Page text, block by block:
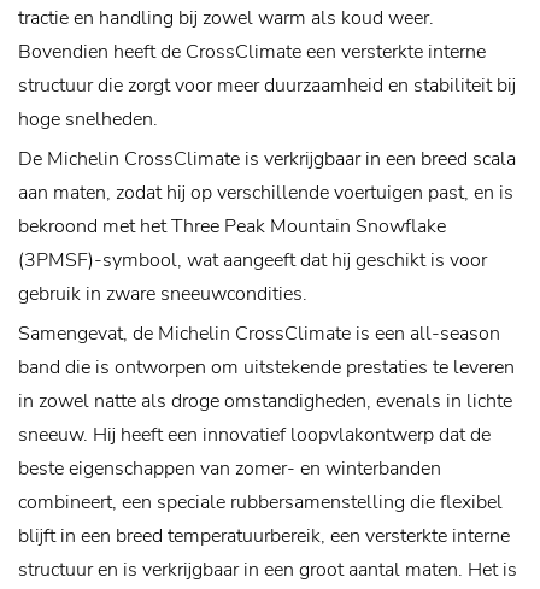
tractie en handling bij zowel warm als koud weer.
Bovendien heeft de CrossClimate een versterkte interne
structuur die zorgt voor meer duurzaamheid en stabiliteit bij
hoge snelheden.
De Michelin CrossClimate is verkrijgbaar in een breed scala
aan maten, zodat hij op verschillende voertuigen past, en is
bekroond met het Three Peak Mountain Snowflake
(3PMSF)-symbool, wat aangeeft dat hij geschikt is voor
gebruik in zware sneeuwcondities.
Samengevat, de Michelin CrossClimate is een all-season
band die is ontworpen om uitstekende prestaties te leveren
in zowel natte als droge omstandigheden, evenals in lichte
sneeuw. Hij heeft een innovatief loopvlakontwerp dat de
beste eigenschappen van zomer- en winterbanden
combineert, een speciale rubbersamenstelling die flexibel
blijft in een breed temperatuurbereik, een versterkte interne
structuur en is verkrijgbaar in een groot aantal maten. Het is